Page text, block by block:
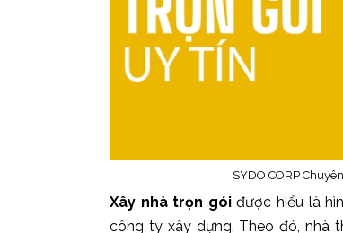
SYDO CORP
Xây nhà trọn góiđược hiểu là
công ty xây dựng. Theo đó, nhà